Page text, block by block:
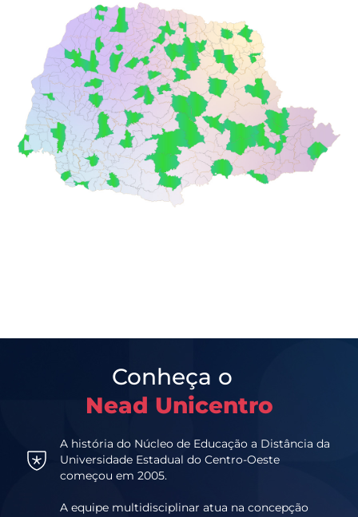
Conheça o
Nead Unicentro
A história do Núcleo de Educação a Distância da
Universidade Estadual do Centro-Oeste
começou em 2005.
A equipe multidisciplinar atua na concepção